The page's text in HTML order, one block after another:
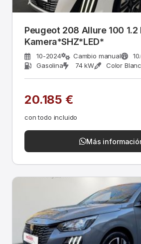
Peugeot 208 Allure 100 1.2
Kamera*SHZ*LED*
10-2024 Cambio manual
Gasolina
74 kW Color
20.185 €
con todo incluido
Más